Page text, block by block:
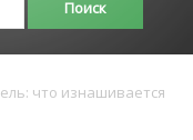
что изнашивается